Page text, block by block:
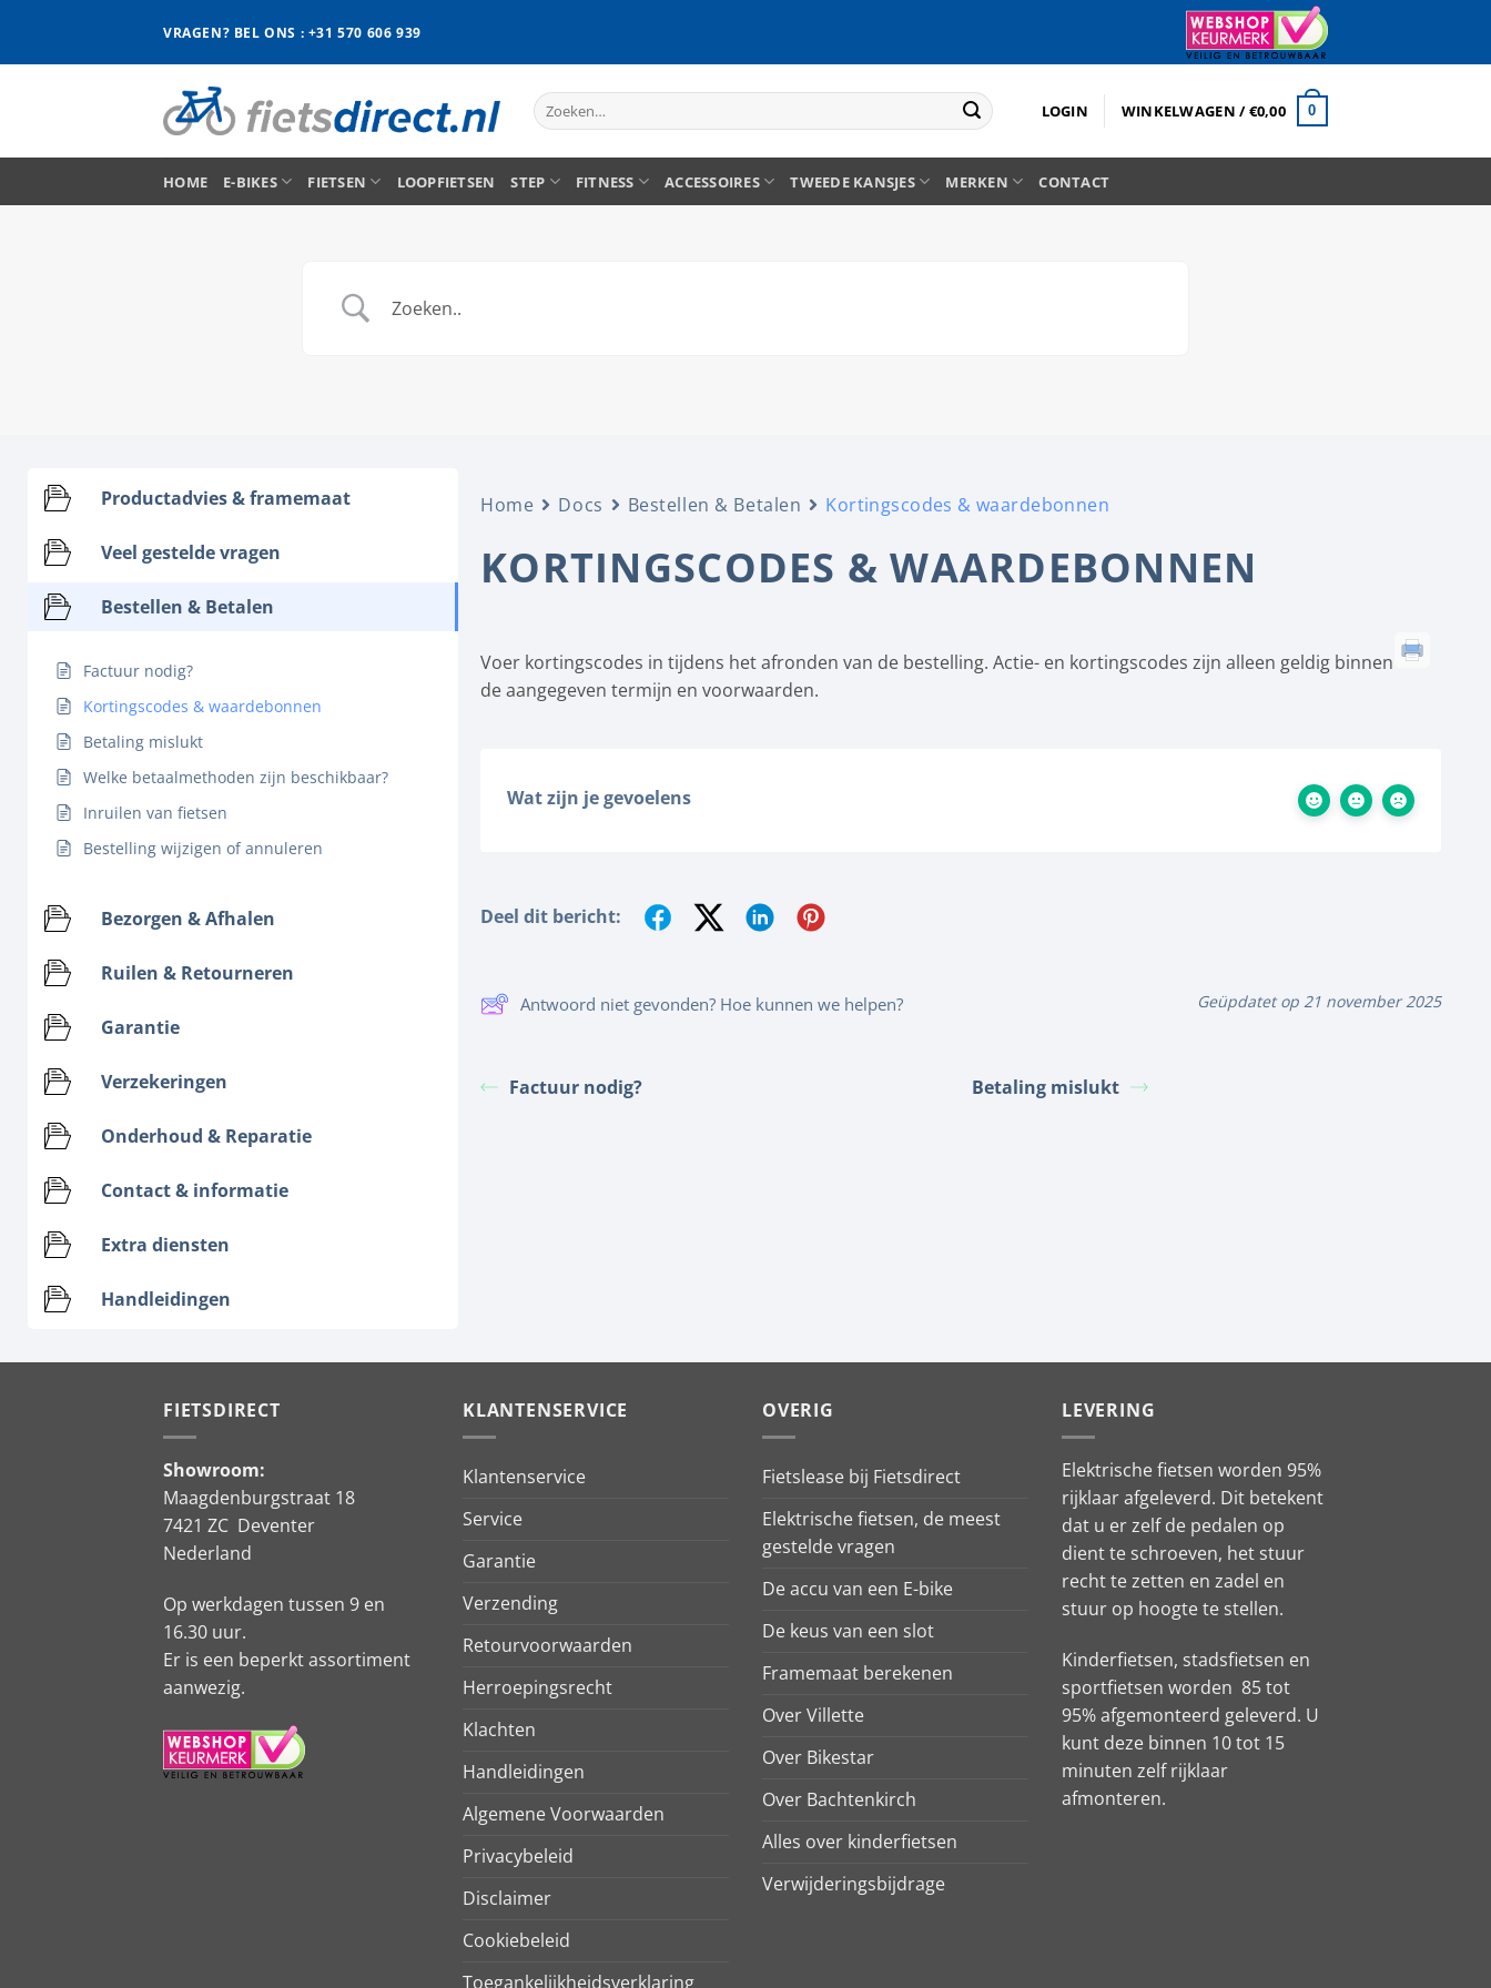
inhoud
VRAGEN? BEL ONS : +31 570 606 939
Zoeken
naar:
LOGIN WINKELWAGEN /€0,00 0
HOME E-BIKES FIETSEN LOOPFIETSEN STEP FITNESS ACCESSOIRES TWEEDE KANSJES MERKEN CONTACT
Productadvies & framemaat
Veel gestelde vragen
Bestellen & Betalen
Factuur nodig?
Kortingscodes & waardebonnen
Betaling mislukt
Welke betaalmethoden zijn beschikbaar?
Inruilen van fietsen
Bestelling wijzigen of annuleren
Bezorgen & Afhalen
Ruilen & Retourneren
Garantie
Verzekeringen
Onderhoud & Reparatie
Contact & informatie
Extra diensten
Handleidingen
Home Docs Bestellen & Betalen Kortingscodes & waardebonnen
KORTINGSCODES & WAARDEBONNEN
Voer kortingscodes in tijdens het afronden van de bestelling. Actie- en kortingscodes zijn alleen geldig binnen
de aangegeven termijn en voorwaarden.
Wat zijn je gevoelens
Deel dit bericht:
Antwoord niet gevonden? Hoe kunnen we helpen? Geüpdatet op 21 november 2025
Factuur nodig? Betaling mislukt
FIETSDIRECT
Showroom:
Maagdenburgstraat 18
7421 ZC Deventer
Nederland
Op werkdagen tussen 9 en
16.30 uur.
Er is een beperkt assortiment
aanwezig.
KLANTENSERVICE
Klantenservice
Service
Garantie
Verzending
Retourvoorwaarden
Herroepingsrecht
Klachten
Handleidingen
Algemene Voorwaarden
Privacybeleid
Disclaimer
Cookiebeleid
Toegankelijkheidsverklaring
OVERIG
Fietslease bij Fietsdirect
Elektrische fietsen, de meest
gestelde vragen
De accu van een E-bike
De keus van een slot
Framemaat berekenen
Over Villette
Over Bikestar
Over Bachtenkirch
Alles over kinderfietsen
Verwijderingsbijdrage
LEVERING
Elektrische fietsen worden 95%
rijklaar afgeleverd. Dit betekent
dat u er zelf de pedalen op
dient te schroeven, het stuur
recht te zetten en zadel en
stuur op hoogte te stellen.
Kinderfietsen, stadsfietsen en
sportfietsen worden 85 tot
95% afgemonteerd geleverd. U
kunt deze binnen 10 tot 15
minuten zelf rijklaar
afmonteren.